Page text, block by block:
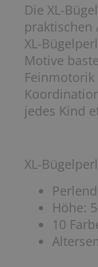
Die XL-
praktischen
XL-
Motive
jedes Kind
XL-
Höhe:
10